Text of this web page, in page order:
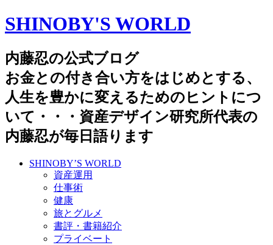
SHINOBY'S WORLD
内藤忍の公式ブログ
お金との付き合い方をはじめとする、
人生を豊かに変えるためのヒントにつ
いて・・・資産デザイン研究所代表の
内藤忍が毎日語ります
SHINOBY’S WORLD
資産運用
仕事術
健康
旅とグルメ
書評・書籍紹介
プライベート